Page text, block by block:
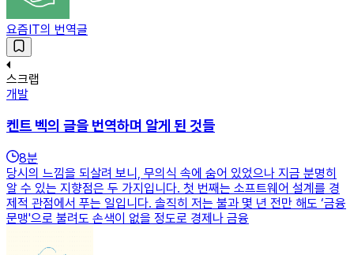
요즘IT의 번역글
스크랩
개발
켄트 벡의 글을 번역하며 알게 된 것들
8분
당시의 느낌을 되살려 보니, 무의식 속에 숨어 있었으나 지금 분명히
알 수 있는 지향점은 두 가지입니다. 첫 번째는 소프트웨어 설계를 경
제적 관점에서 푸는 일입니다. 솔직히 저는 불과 몇 년 전만 해도 ‘금융
문맹'으로 불려도 손색이 없을 정도로 경제나 금융